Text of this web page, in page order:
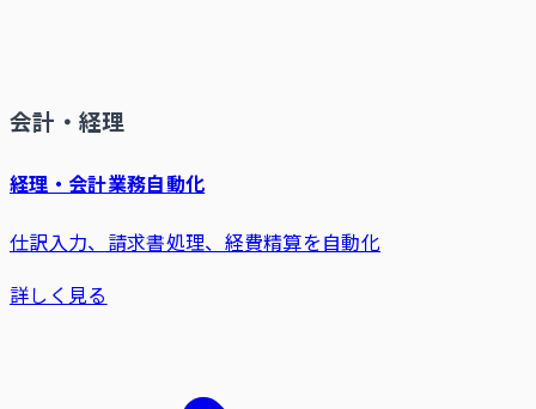
会計・経理
経理・会計業務自動化
仕訳入力、請求書処理、経費精算を自動化
詳しく見る